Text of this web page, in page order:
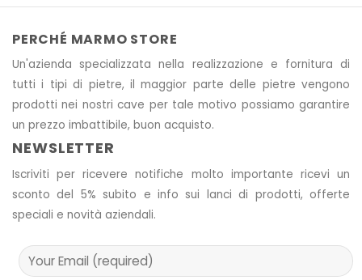
PERCHÉ MARMO STORE
Un'azienda specializzata nella realizzazione e fornitura di
tutti i tipi di pietre, il maggior parte delle pietre vengono
prodotti nei nostri cave per tale motivo possiamo garantire
un prezzo imbattibile, buon acquisto.
NEWSLETTER
Iscriviti per ricevere notifiche molto importante ricevi un
sconto del 5% subito e info sui lanci di prodotti, offerte
speciali e novità aziendali.